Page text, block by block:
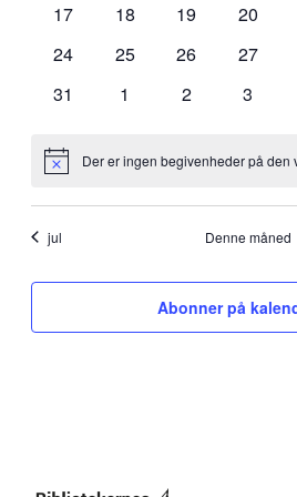
0
17
0
18
0
19
0
20
0
24
0
25
0
26
0
27
0
31
0
1
0
2
0
3
Notice Der er ingen begivenheder på den
jul Denne måned
Abonner på